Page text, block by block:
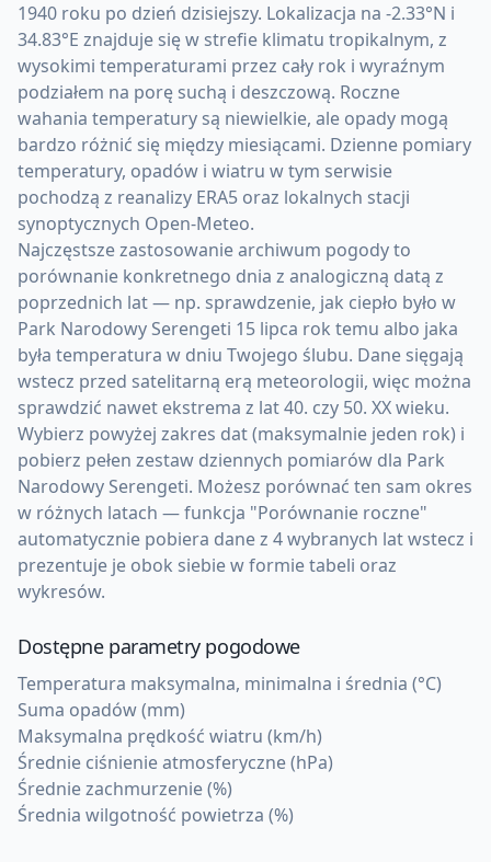
1940 roku po dzień dzisiejszy. Lokalizacja na -2.33°N i
34.83°E znajduje się w strefie klimatu tropikalnym, z
wysokimi temperaturami przez cały rok i wyraźnym
podziałem na porę suchą i deszczową. Roczne
wahania temperatury są niewielkie, ale opady mogą
bardzo różnić się między miesiącami. Dzienne pomiary
temperatury, opadów i wiatru w tym serwisie
pochodzą z reanalizy ERA5 oraz lokalnych stacji
synoptycznych Open-Meteo.
Najczęstsze zastosowanie archiwum pogody to
porównanie konkretnego dnia z analogiczną datą z
poprzednich lat — np. sprawdzenie, jak ciepło było w
Park Narodowy Serengeti 15 lipca rok temu albo jaka
była temperatura w dniu Twojego ślubu. Dane sięgają
wstecz przed satelitarną erą meteorologii, więc można
sprawdzić nawet ekstrema z lat 40. czy 50. XX wieku.
Wybierz powyżej zakres dat (maksymalnie jeden rok) i
pobierz pełen zestaw dziennych pomiarów dla Park
Narodowy Serengeti. Możesz porównać ten sam okres
w różnych latach — funkcja "Porównanie roczne"
automatycznie pobiera dane z 4 wybranych lat wstecz i
prezentuje je obok siebie w formie tabeli oraz
wykresów.
Dostępne parametry pogodowe
Temperatura maksymalna, minimalna i średnia (°C)
Suma opadów (mm)
Maksymalna prędkość wiatru (km/h)
Średnie ciśnienie atmosferyczne (hPa)
Średnie zachmurzenie (%)
Średnia wilgotność powietrza (%)